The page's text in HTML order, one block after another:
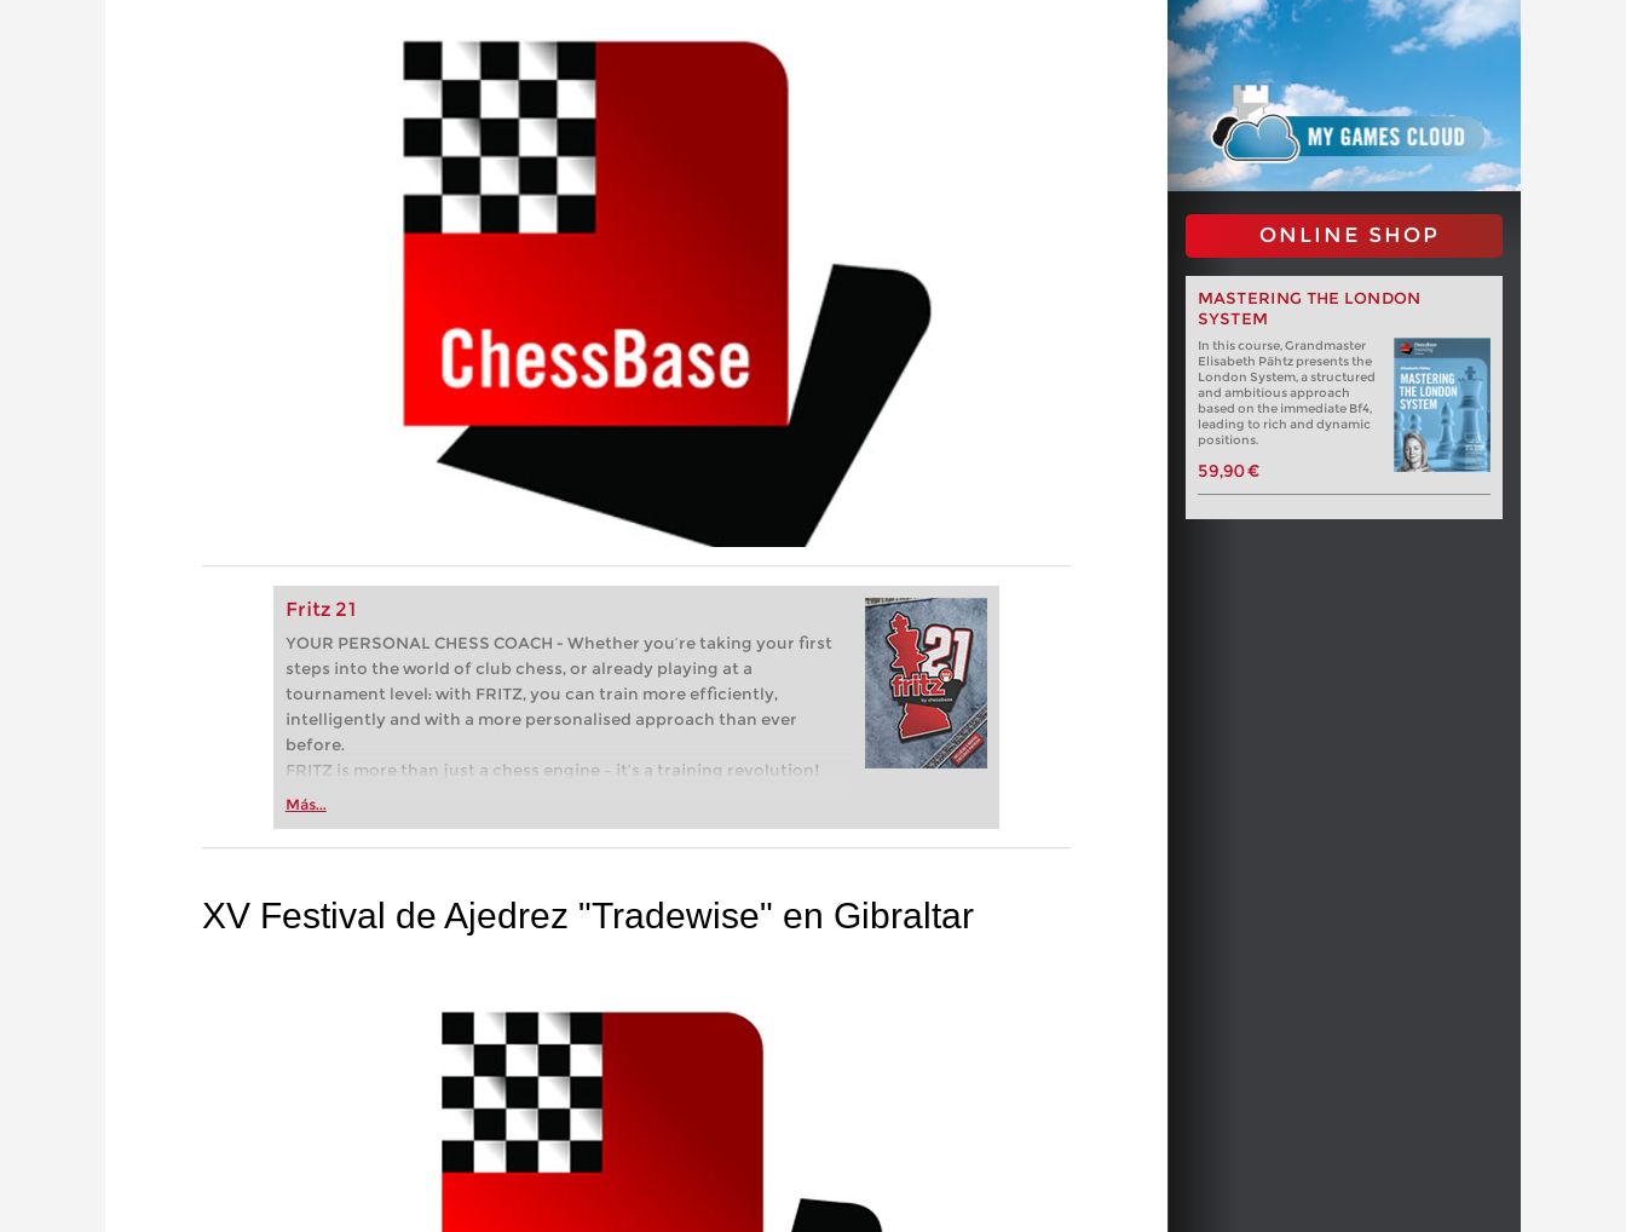
Fritz 21
YOUR PERSONAL CHESS COACH - Whether you’re taking your first
steps into the world of club chess, or already playing at a
tournament level: with FRITZ, you can train more efficiently,
intelligently and with a more personalised approach than ever
before.
FRITZ is more than just a chess engine – it’s a training revolution!
Whether you’re taking your first steps into the world of club chess,
more efficiently, intelligently and with a more personalised
Más...
ONLINE SHOP
MASTERING THE LONDON
SYSTEM
In this course, Grandmaster
Elisabeth Pähtz presents the
London System, a structured
and ambitious approach
based on the immediate Bf4,
leading to rich and dynamic
positions.
59,90 €
XV Festival de Ajedrez "Tradewise" en Gibraltar